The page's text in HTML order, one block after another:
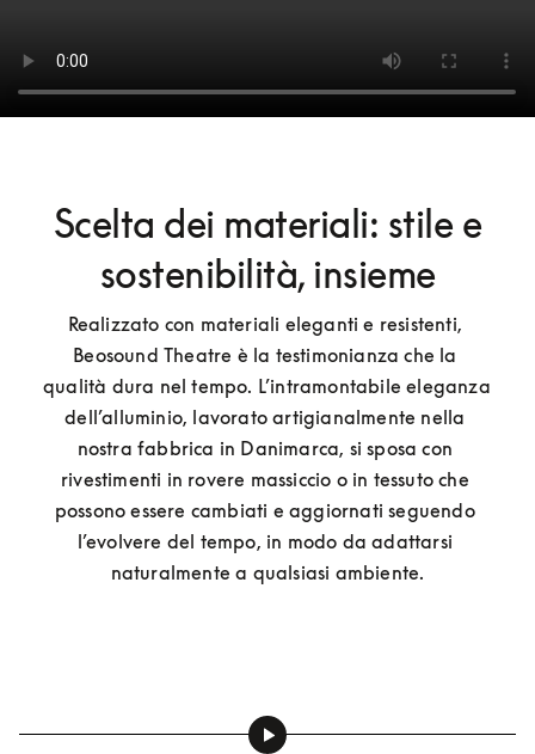
Scelta dei materiali: stile e
sostenibilità, insieme
Realizzato con materiali eleganti e resistenti,
Beosound Theatre è la testimonianza che la
qualità dura nel tempo. L’intramontabile eleganza
dell’alluminio, lavorato artigianalmente nella
nostra fabbrica in Danimarca, si sposa con
rivestimenti in rovere massiccio o in tessuto che
possono essere cambiati e aggiornati seguendo
l’evolvere del tempo, in modo da adattarsi
naturalmente a qualsiasi ambiente.